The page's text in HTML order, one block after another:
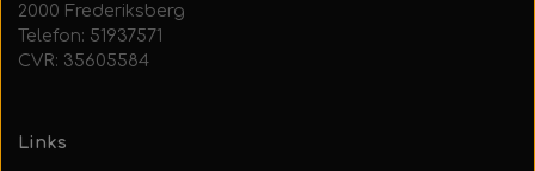
2000 Frederiksberg
Telefon: 51937571
CVR: 35605584
Links